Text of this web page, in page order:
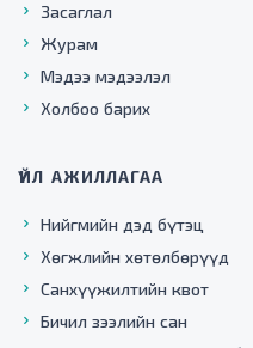
Засаглал
Журам
Мэдээ мэдээлэл
Холбоо барих
ҮЙЛ АЖИЛЛАГАА
Нийгмийн дэд бүтэц
Хөгжлийн хөтөлбөрүүд
Санхүүжилтийн квот
Бичил зээлийн сан